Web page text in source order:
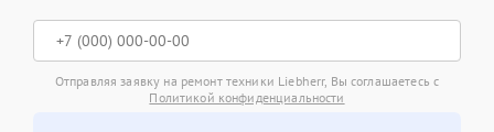
Отправляя заявку на ремонт техники Liebherr, Вы соглашаетесь с
Политикой конфиденциальности